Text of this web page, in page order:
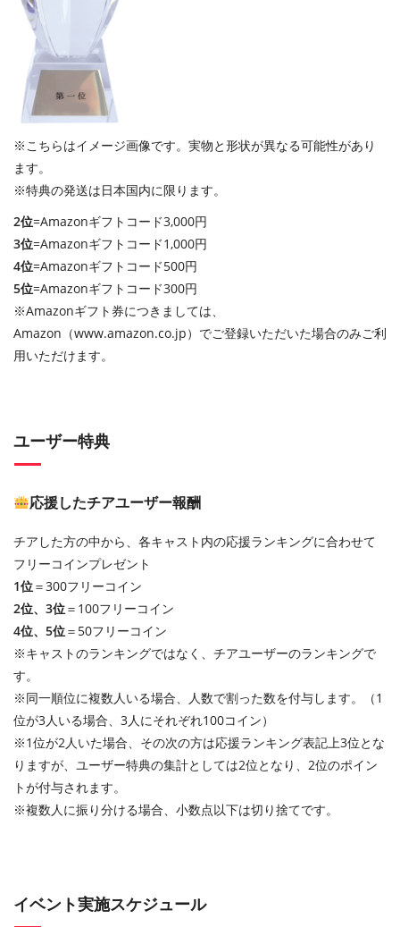
※こちらはイメージ画像です。実物と形状が異なる可能性があり
ます。
※特典の発送は日本国内に限ります。
2位=Amazonギフトコード3,000円
3位=Amazonギフトコード1,000円
4位=Amazonギフトコード500円
5位=Amazonギフトコード300円
※Amazonギフト券につきましては、
Amazon（www.amazon.co.jp）でご登録いただいた場合のみご利
用いただけます。
ユーザー特典
応援したチアユーザー報酬
チアした方の中から、各キャスト内の応援ランキングに合わせて
フリーコインプレゼント
1位＝300フリーコイン
2位、3位＝100フリーコイン
4位、5位＝50フリーコイン
※キャストのランキングではなく、チアユーザーのランキングで
す。
※同一順位に複数人いる場合、人数で割った数を付与します。（1
位が3人いる場合、3人にそれぞれ100コイン）
※1位が2人いた場合、その次の方は応援ランキング表記上3位とな
りますが、ユーザー特典の集計としては2位となり、2位のポイン
トが付与されます。
※複数人に振り分ける場合、小数点以下は切り捨てです。
イベント実施スケジュール